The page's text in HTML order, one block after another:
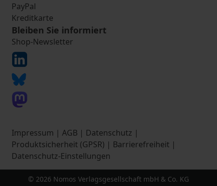
PayPal
Kreditkarte
Bleiben Sie informiert
Shop-Newsletter
Impressum | AGB | Datenschutz |
Produktsicherheit (GPSR) | Barrierefreiheit |
Datenschutz-Einstellungen
© 2026 Nomos Verlagsgesellschaft mbH & Co. KG